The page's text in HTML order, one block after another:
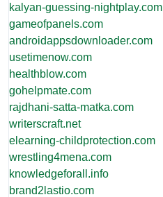
kalyan-guessing-nightplay.com
gameofpanels.com
androidappsdownloader.com
usetimenow.com
healthblow.com
gohelpmate.com
rajdhani-satta-matka.com
writerscraft.net
elearning-childprotection.com
wrestling4mena.com
knowledgeforall.info
brand2lastio.com